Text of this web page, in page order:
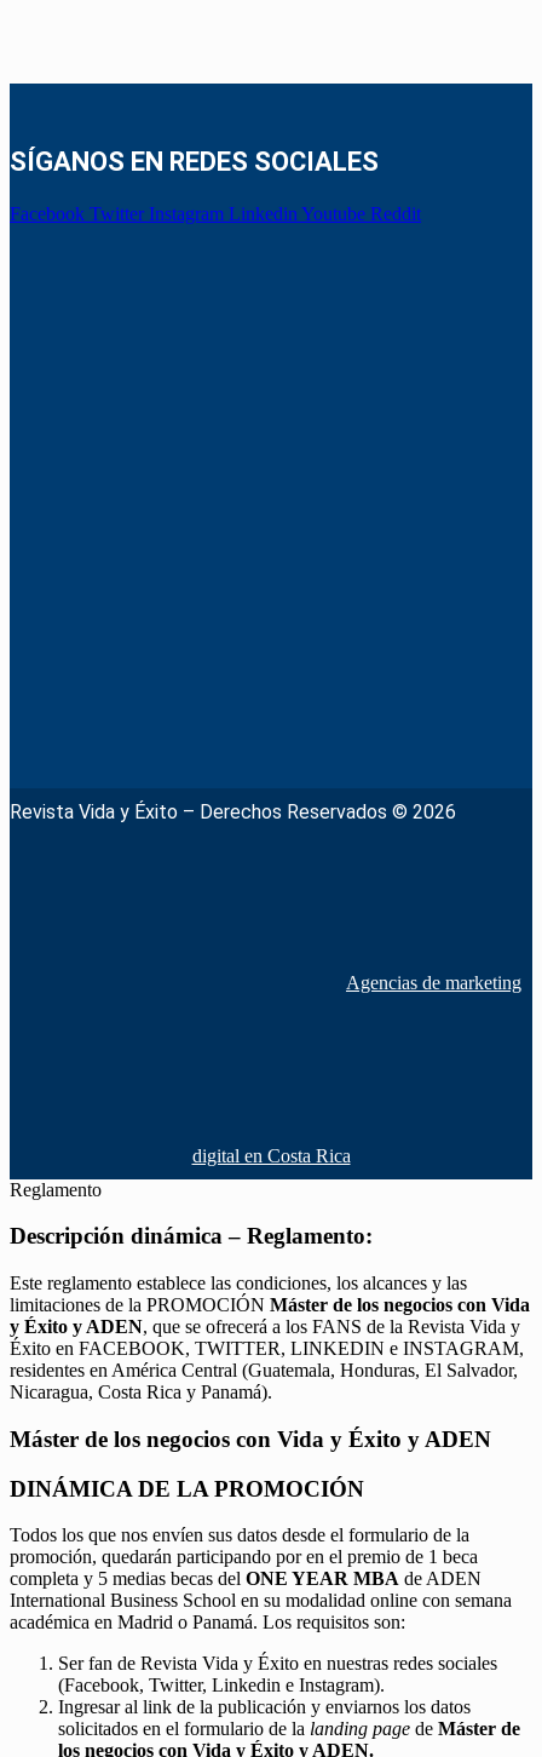
SÍGANOS EN REDES SOCIALES
Facebook Twitter Instagram Linkedin Youtube Reddit
Revista Vida y Éxito – Derechos Reservados © 2026
Agencias de marketing
digital en Costa Rica
Reglamento
Descripción dinámica – Reglamento:
Este reglamento establece las condiciones, los alcances y las
limitaciones de la PROMOCIÓN Máster de los negocios con Vida
y Éxito y ADEN, que se ofrecerá a los FANS de la Revista Vida y
Éxito en FACEBOOK, TWITTER, LINKEDIN e INSTAGRAM,
residentes en América Central (Guatemala, Honduras, El Salvador,
Nicaragua, Costa Rica y Panamá).
Máster de los negocios con Vida y Éxito y ADEN
DINÁMICA DE LA PROMOCIÓN
Todos los que nos envíen sus datos desde el formulario de la
promoción, quedarán participando por en el premio de 1 beca
completa y 5 medias becas del ONE YEAR MBA de ADEN
International Business School en su modalidad online con semana
académica en Madrid o Panamá. Los requisitos son:
Ser fan de Revista Vida y Éxito en nuestras redes sociales
(Facebook, Twitter, Linkedin e Instagram).
Ingresar al link de la publicación y enviarnos los datos
solicitados en el formulario de la landing page de Máster de
los negocios con Vida y Éxito y ADEN.